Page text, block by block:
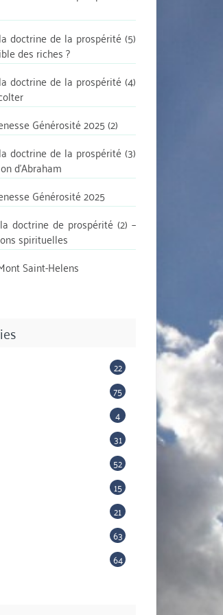
doctrine de la prospérité (5)
des riches ?
doctrine de la prospérité (4)
Générosité 2025 (2)
doctrine de la prospérité (3)
d’Abraham
Générosité 2025
doctrine de prospérité (2) –
spirituelles
Saint-Helens
22
75
4
31
52
15
21
63
64